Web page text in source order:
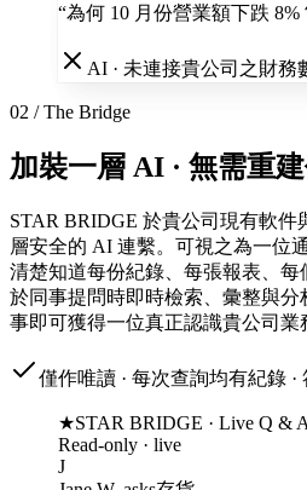
“為何 10 月份營業額下跌 8%
AI · 未連接貴公司之財務
02 / The Bridge
加裝一層 AI · 無需重
STAR BRIDGE 於貴公司現有軟
層安全的 AI 連繫。可視之為一位
清楚知道每份紀錄、每張報表、每
於同事提問時即時檢索、彙整與分
事即可獲得一位真正認識貴公司業
僅作唯讀 · 每次查詢均有紀錄 ·
★STAR BRIDGE · Live Q &
Read-only · live
J